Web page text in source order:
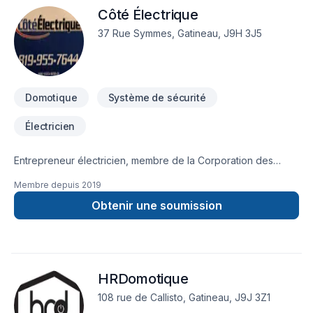
Côté Électrique
37 Rue Symmes, Gatineau, J9H 3J5
Domotique Système de sécurité
Électricien
Entrepreneur électricien, membre de la Corporation des
Membre depuis 2019
Obtenir une soumission
HRDomotique
108 rue de Callisto, Gatineau, J9J 3Z1